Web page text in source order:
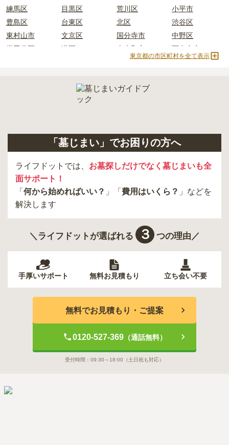
練馬区
目黒区 荒川区
小平市
豊島区
台東区 北区
渋谷区
東村山市
文京区 国分寺市
中野区
世田谷区
港区 東大和市
西東京市
町田市 府中市
昭島市
葛飾区 墨田区
杉並区
東京都の市区町村を全て表示
「墓じまい」でお困りの方へ
ライフドットでは、 お墓探しだけでなく墓じまいも全
面サポート！
「 何から始めればいい？ 」「 費用はいくら？ 」などを
解決します
＼ライフドットが選ばれる ３ つの理由／
手厚いサポート 無料お見積もり 立ち会い不要
無料でお見積もり・ご提案
0120-527-369（通話無料）
受付時間： 09:30～18:00 （土日祝も対応）